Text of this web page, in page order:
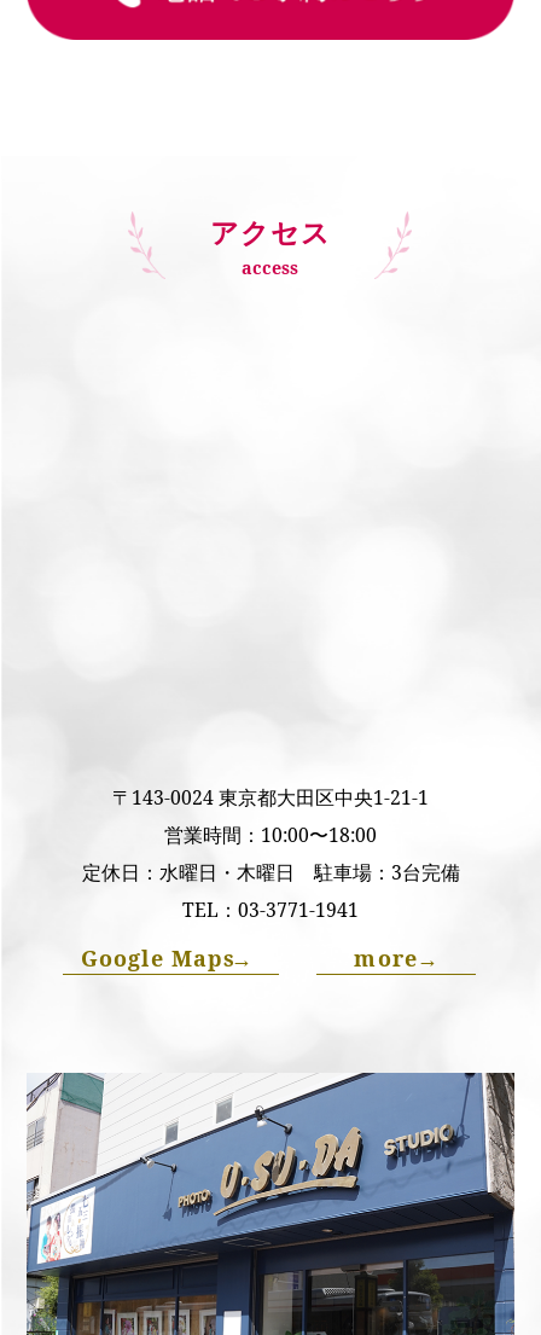
アクセス
access
〒143-0024 東京都大田区中央1-21-1
営業時間：10:00〜18:00
定休日：水曜日・木曜日 駐車場：3台完備
TEL： 03-3771-1941
Google Maps→ more→